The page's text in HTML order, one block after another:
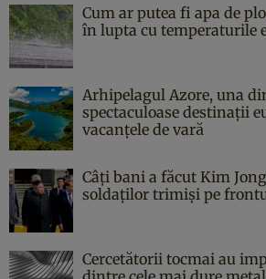
Cum ar putea fi apa de
în lupta cu temperaturile
Arhipelagul Azore, una
spectaculoase destinații
vacanțele de vară
Câți bani a făcut Kim
soldaților trimiși pe
Cercetătorii tocmai au